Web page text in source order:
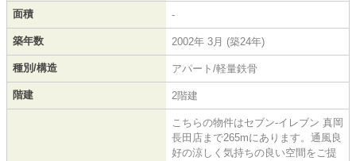
面積 -
築年数 2002年 3月 (築24年)
種別/構造 アパート/軽量鉄骨
階建 2階建
こちらの物件はセブン‐イレブン 真岡
長田店まで265mにあります。通風良
好の涼しく気持ちの良い空間をご提